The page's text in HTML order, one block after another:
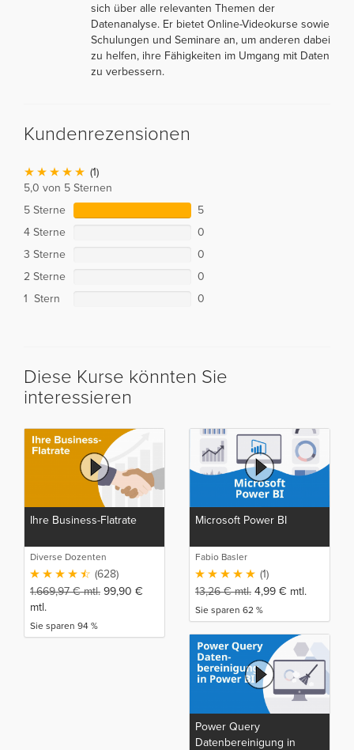
sich über alle relevanten Themen der
Datenanalyse. Er bietet Online-Videokurse sowie
Schulungen und Seminare an, um anderen dabei
zu helfen, ihre Fähigkeiten im Umgang mit Daten
zu verbessern.
Kundenrezensionen
(1)
5,0 von 5 Sternen
5 Sterne
5
4 Sterne
0
3 Sterne
0
2 Sterne
0
1 Stern
0
Diese Kurse könnten Sie
interessieren
Ihre Business-Flatrate
Diverse Dozenten
(628)
1.669,97€mtl. 99,90 €
mtl.
Sie sparen 94 %
Microsoft Power BI
Fabio Basler
(1)
13,26€mtl. 4,99 € mtl.
Sie sparen 62 %
Power Query
Datenbereinigung in